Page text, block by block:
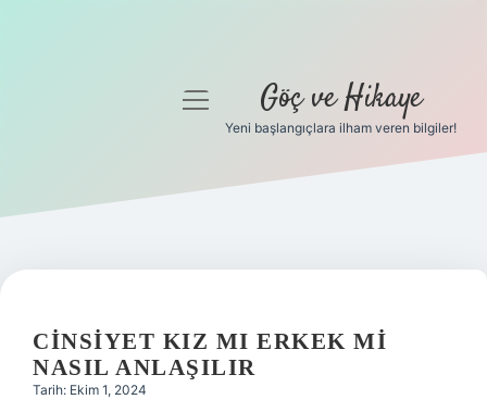
Gizlilik Politikası
Yasal Uyarı
menüyü
Göç ve Hikaye
Yeni başlangıçlara ilham veren bilgiler!
CINSIYET KIZ MI ERKEK MI
NASIL ANLAŞILIR
Tarih: Ekim 1, 2024